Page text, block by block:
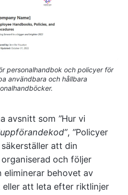
personalhandbok och policyer för
användbara och hållbara
avsnitt som ”Hur vi
, ”Policyer
att din
och följer
eliminerar behovet av
eller att leta efter riktlinjer